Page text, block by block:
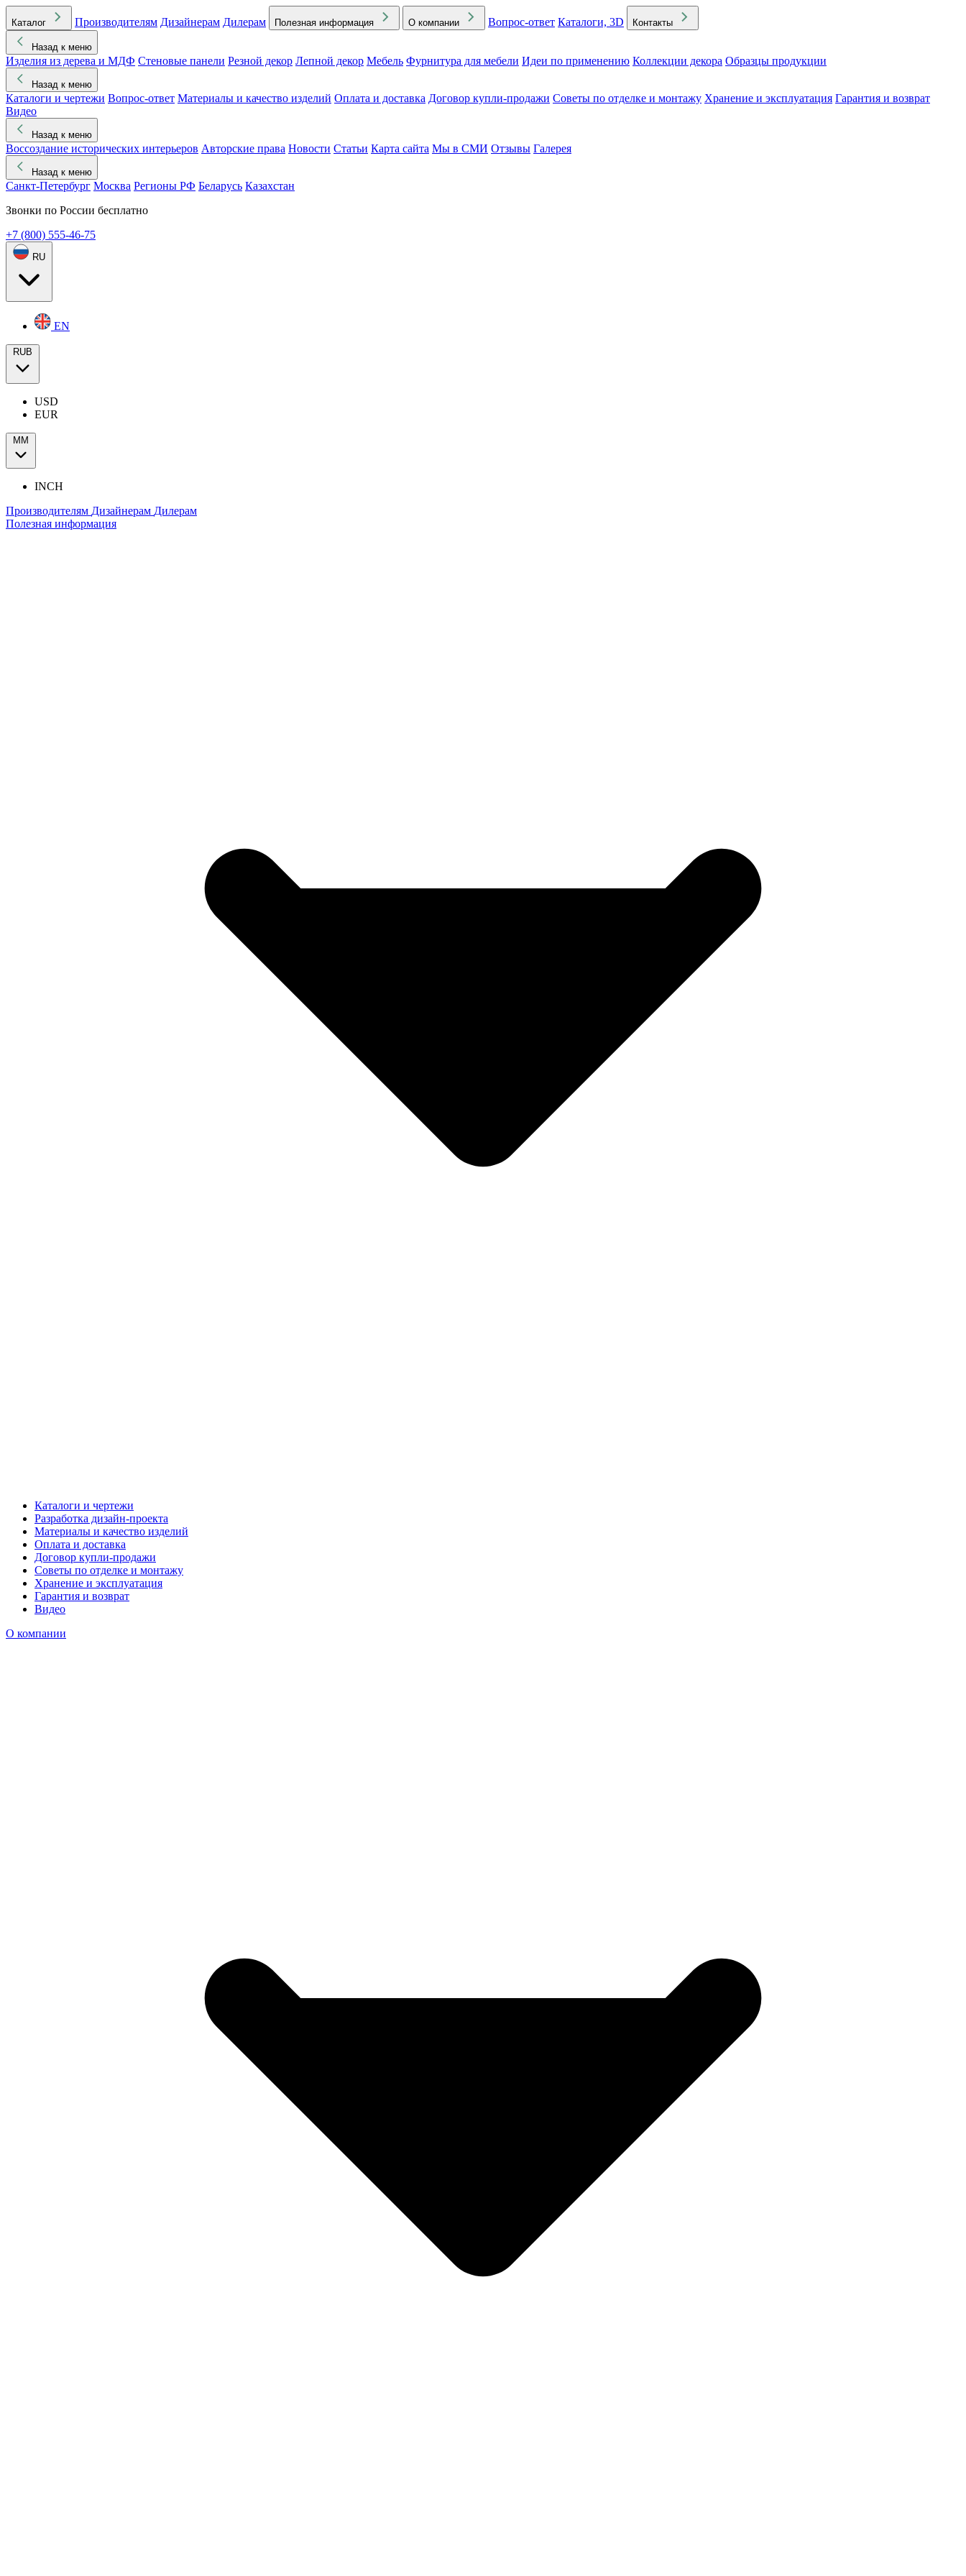
Каталог Производителям Дизайнерам Дилерам Полезная информация О компании Вопрос-ответ Каталоги, 3D Контакты
Назад к меню
Изделия из дерева и МДФ Стеновые панели Резной декор Лепной декор Мебель Фурнитура для мебели Идеи по применению Коллекции декора Образцы продукции
Назад к меню
Каталоги и чертежи Вопрос-ответ Материалы и качество изделий Оплата и доставка Договор купли-продажи Советы по отделке и монтажу Хранение и эксплуатация Гарантия и возврат
Видео
Назад к меню
Воссоздание исторических интерьеров Авторские права Новости Статьи Карта сайта Мы в СМИ Отзывы Галерея
Назад к меню
Санкт-Петербург Москва Регионы РФ Беларусь Казахстан
Звонки по России бесплатно
+7 (800) 555-46-75
RU
EN
RUB
USD
EUR
ММ
INCH
Производителям Дизайнерам Дилерам
Полезная информация
Каталоги и чертежи
Разработка дизайн-проекта
Материалы и качество изделий
Оплата и доставка
Договор купли-продажи
Советы по отделке и монтажу
Хранение и эксплуатация
Гарантия и возврат
Видео
О компании